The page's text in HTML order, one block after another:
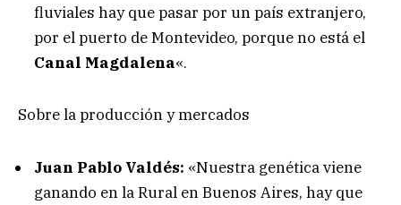
fluviales hay que pasar por un país extranjero,
por el puerto de Montevideo, porque no está el
Canal Magdalena«.
Sobre la producción y mercados
Juan Pablo Valdés: «Nuestra genética viene
ganando en la Rural en Buenos Aires, hay que